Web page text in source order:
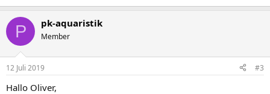
P pk-aquaristik
Member
12 Juli 2019 #3
Hallo Oliver,